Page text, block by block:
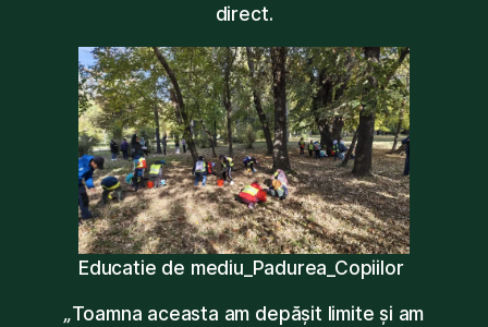
direct.
Educatie de mediu_Padurea_Copiilor
„Toamna aceasta am depășit limite și am